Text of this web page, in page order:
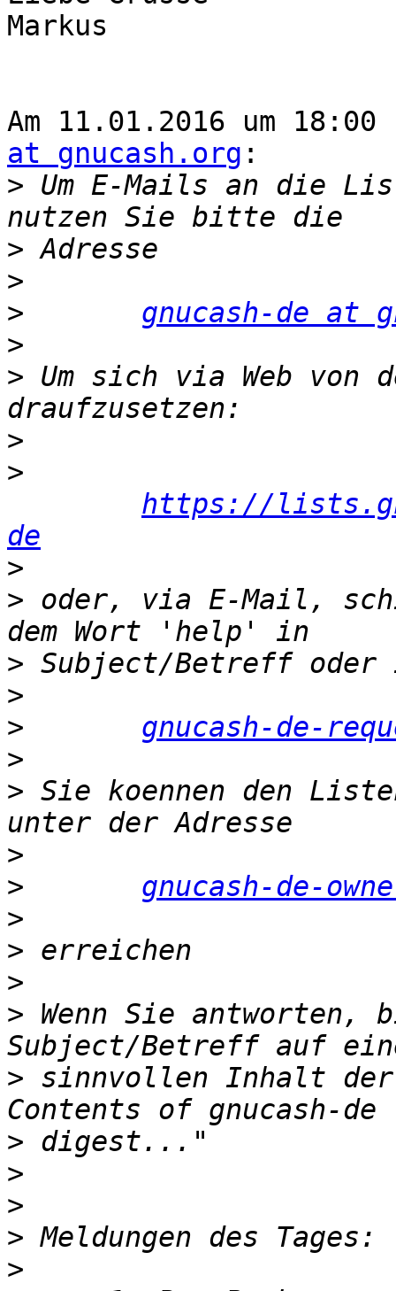
Markus
Am 11.01.2016 um
at gnucash.org :
> Um E-Mails an die
>
>
>
gnucash-de at
>
> Um sich via Web
>
>
https://
de
>
> oder, via E-Mail,
>
>
>
gnucash-de-
>
> Sie koennen den
>
>
gnucash-de-
>
>
>
> Wenn Sie
> sinnvollen Inhalt
>
>
>
>
>